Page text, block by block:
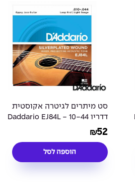
סט מיתרים לגיטרה אקוסטית
דדריו 10-44 - Daddario EJ84L
Silverplated Wound Gypsy Jazz
₪52
הוספה לסל